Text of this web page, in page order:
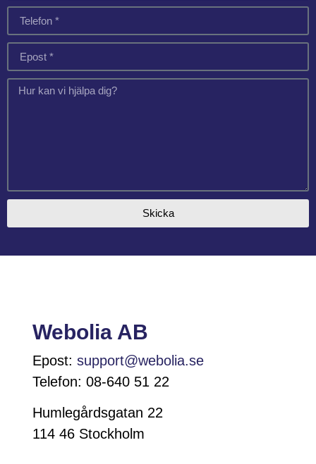
Skicka
Webolia AB
Epost: support@webolia.se
Telefon: 08-640 51 22
Humlegårdsgatan 22
114 46 Stockholm